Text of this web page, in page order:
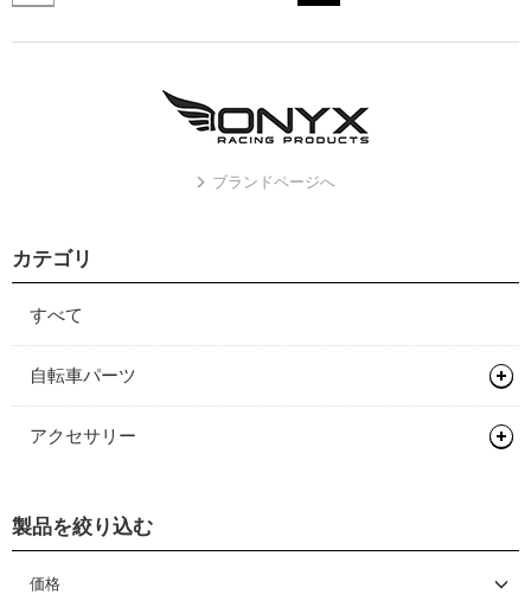
ブランドページへ
カテゴリ
すべて
自転車パーツ
ハンドル/ステム
フロントハブ
スプロケット/コグ/ディレイラー
アクセサリー
グリース/ルブ
製品を絞り込む
価格